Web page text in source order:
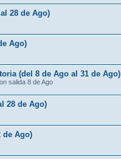
28 de Ago)
Ago)
(del 8 de Ago al 31 de Ago)
salida 8 de Ago
28 de Ago)
de Ago)